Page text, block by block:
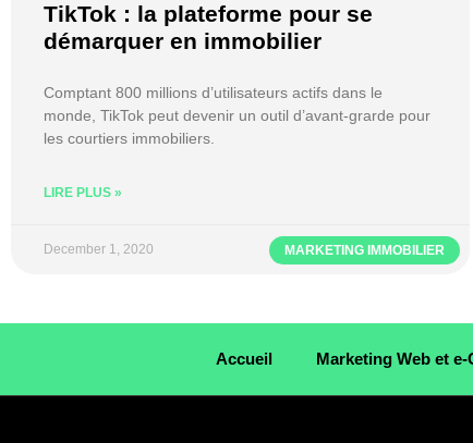
MARKETING IMMOBILIER
TikTok : la plateforme pour se
démarquer en immobilier
Comptant 800 millions d’utilisateurs actifs dans le
monde, TikTok peut devenir un outil d’avant-grarde pour
les courtiers immobiliers.
LIRE PLUS »
December 1, 2020
Accueil Marketing Web et e-